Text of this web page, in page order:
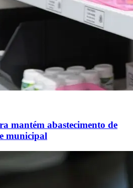
mantém abastecimento de
municipal